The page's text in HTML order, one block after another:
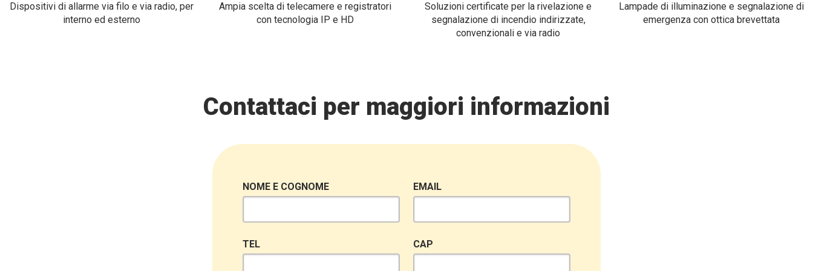
Dispositivi di allarme via filo e via radio, per
interno ed esterno
Ampia scelta di telecamere e registratori
con tecnologia IP e HD
Soluzioni certificate per la rivelazione e
segnalazione di incendio indirizzate,
convenzionali e via radio
Lampade di illuminazione e segnalazione di
emergenza con ottica brevettata
Contattaci per maggiori informazioni
NOME E COGNOME EMAIL
TEL CAP